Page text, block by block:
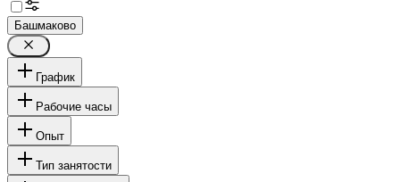
Башмаково
График
Рабочие часы
Опыт
Тип занятости